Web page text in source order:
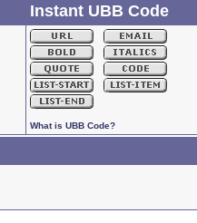
Instant UBB Code
What is UBB Code?